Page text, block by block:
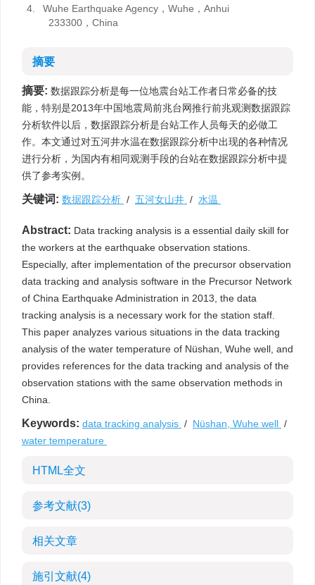
4.
Wuhe Earthquake Agency，Wuhe，Anhui
233300，China
摘要
摘要: 数据跟踪分析是每一位地震台站工作者日常必备的技
能，特别是2013年中国地震局前兆台网推行前兆观测数据跟踪
分析软件以后，数据跟踪分析是台站工作人员每天的必做工
作。本文通过对五河井水温在数据跟踪分析中出现的各种情况
进行分析，为国内有相同观测手段的台站在数据跟踪分析中提
供了参考实例。
关键词: 数据跟踪分析 / 五河女山井 / 水温
Abstract: Data tracking analysis is a essential daily skill for
the workers at the earthquake observation stations.
Especially, after implementation of the precursor observation
data tracking and analysis software in the Precursor Network
of China Earthquake Administration in 2013, the data
tracking analysis is a necessary work for the station staff.
This paper analyzes various situations in the data tracking
analysis of the water temperature of Nüshan, Wuhe well, and
provides references for the data tracking and analysis of the
observation stations with the same observation methods in
China.
Keywords: data tracking analysis / Nüshan, Wuhe well /
water temperature
HTML全文
参考文献(3)
相关文章
施引文献(4)